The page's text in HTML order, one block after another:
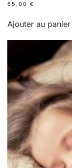
65,00 €
Ajouter au panier